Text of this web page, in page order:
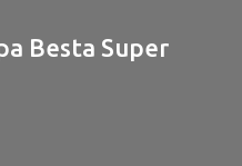
Besta Super